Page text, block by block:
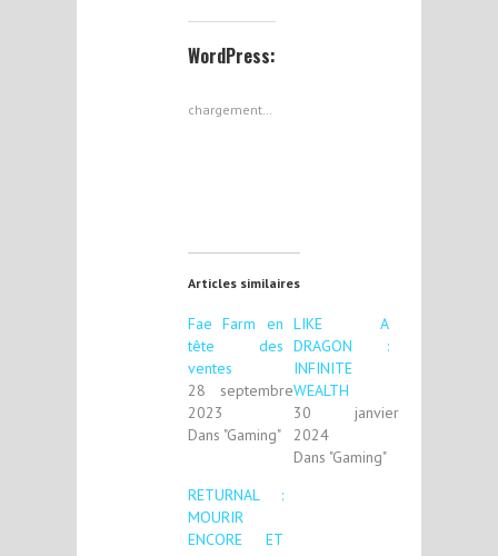
WordPress:
chargement…
Articles similaires
Fae Farm en
tête des
ventes
28 septembre
2023
Dans "Gaming"
LIKE A
DRAGON :
INFINITE
WEALTH
30 janvier
2024
Dans "Gaming"
RETURNAL :
MOURIR
ENCORE ET